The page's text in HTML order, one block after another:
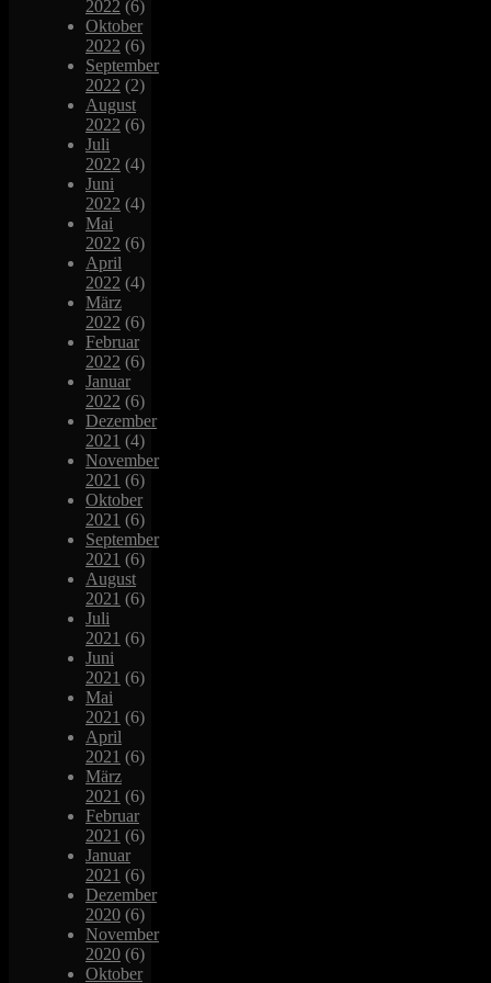
2022 (6)
Oktober
2022 (6)
September
2022 (2)
August
2022 (6)
Juli
2022 (4)
Juni
2022 (4)
Mai
2022 (6)
April
2022 (4)
März
2022 (6)
Februar
2022 (6)
Januar
2022 (6)
Dezember
2021 (4)
November
2021 (6)
Oktober
2021 (6)
September
2021 (6)
August
2021 (6)
Juli
2021 (6)
Juni
2021 (6)
Mai
2021 (6)
April
2021 (6)
März
2021 (6)
Februar
2021 (6)
Januar
2021 (6)
Dezember
2020 (6)
November
2020 (6)
Oktober